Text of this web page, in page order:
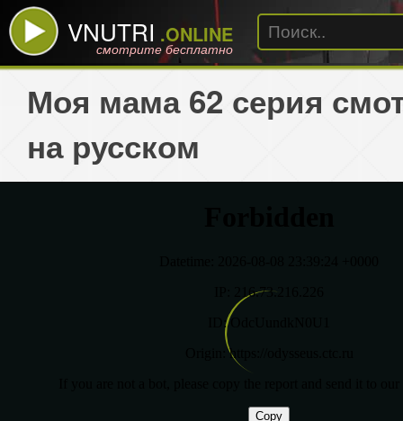
VNUTRI .ONLINE
смотрите бесплатно
Моя мама 62 серия
на русском